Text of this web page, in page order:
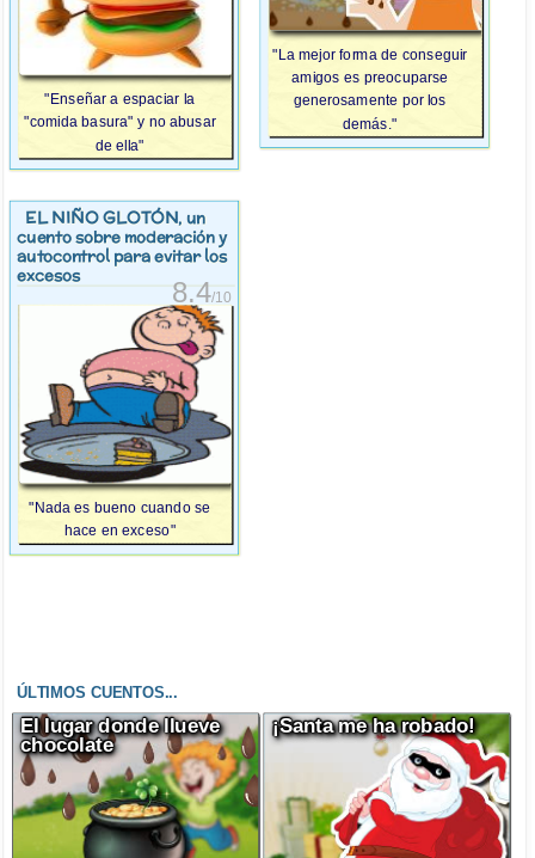
"Enseñar a espaciar la
"comida basura" y no abusar
de ella"
"La mejor forma de conseguir
amigos es preocuparse
generosamente por los
demás."
EL NIÑO GLOTÓN, un
cuento sobre moderación y
autocontrol para evitar los
excesos
8.4/10
"Nada es bueno cuando se
hace en exceso"
ÚLTIMOS CUENTOS...
El lugar donde llueve
chocolate
¡Santa me ha robado!